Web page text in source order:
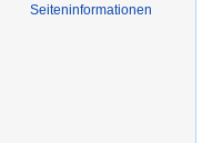
Seiten­informationen